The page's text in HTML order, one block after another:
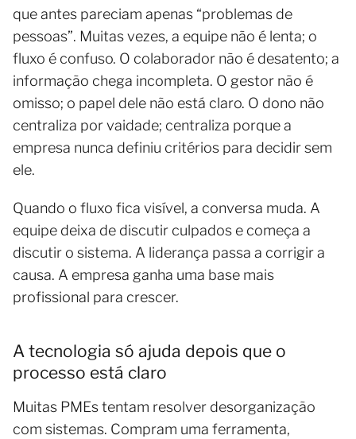
que antes pareciam apenas “problemas de
pessoas”. Muitas vezes, a equipe não é lenta; o
fluxo é confuso. O colaborador não é desatento; a
informação chega incompleta. O gestor não é
omisso; o papel dele não está claro. O dono não
centraliza por vaidade; centraliza porque a
empresa nunca definiu critérios para decidir sem
ele.
Quando o fluxo fica visível, a conversa muda. A
equipe deixa de discutir culpados e começa a
discutir o sistema. A liderança passa a corrigir a
causa. A empresa ganha uma base mais
profissional para crescer.
A tecnologia só ajuda depois que o
processo está claro
Muitas PMEs tentam resolver desorganização
com sistemas. Compram uma ferramenta,